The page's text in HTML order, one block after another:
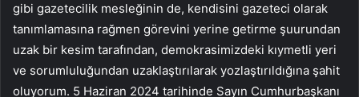
gibi gazetecilik mesleğinin de, kendisini gazeteci olarak
tanımlamasına rağmen görevini yerine getirme şuurundan
uzak bir kesim tarafından, demokrasimizdeki kıymetli yeri
ve sorumluluğundan uzaklaştırılarak yozlaştırıldığına şahit
oluyorum. 5 Haziran 2024 tarihinde Sayın Cumhurbaşkanı